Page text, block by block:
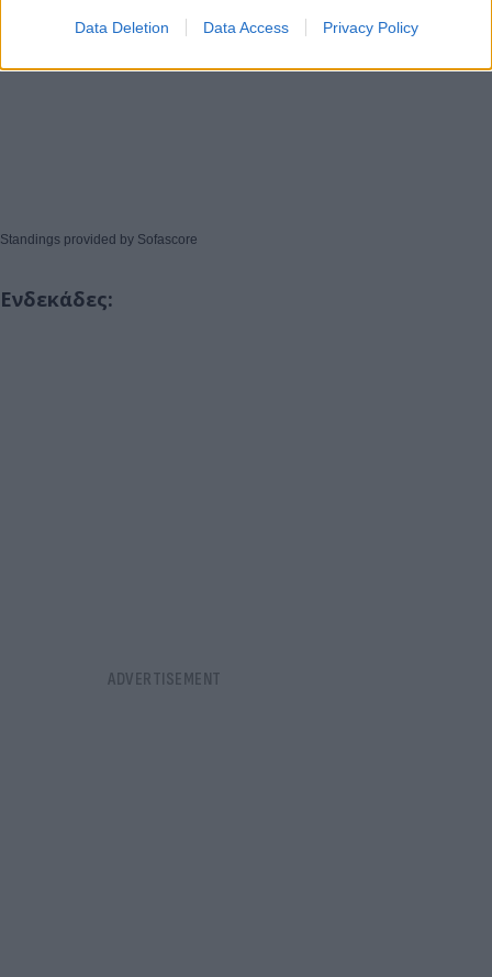
Data Deletion Data Access Privacy Policy
Standings provided by Sofascore
Ενδεκάδες: